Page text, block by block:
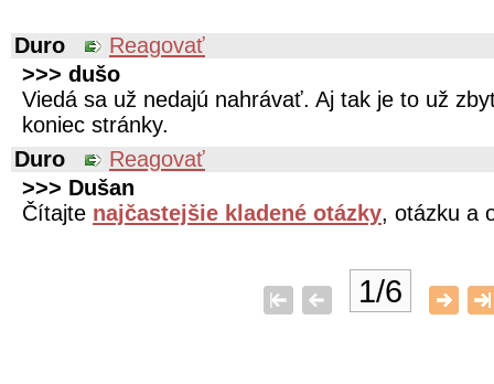
Duro
Reagovať
>>> dušo
Viedá sa už nedajú nahrávať. Aj tak je to už
koniec stránky.
Duro
Reagovať
>>> Dušan
Čítajte najčastejšie kladené otázky, otázku a
1/6